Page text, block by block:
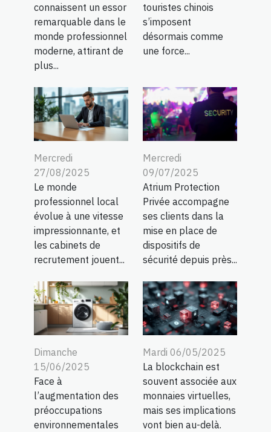
connaissent un essor
remarquable dans le
monde professionnel
moderne, attirant de
plus...
touristes chinois
s’imposent
désormais comme
une force...
Mercredi
27/08/2025
Le monde
professionnel local
évolue à une vitesse
impressionnante, et
les cabinets de
recrutement jouent...
Mercredi
09/07/2025
Atrium Protection
Privée accompagne
ses clients dans la
mise en place de
dispositifs de
sécurité depuis près...
Dimanche
15/06/2025
Face à
l’augmentation des
préoccupations
environnementales
Mardi 06/05/2025
La blockchain est
souvent associée aux
monnaies virtuelles,
mais ses implications
vont bien au-delà.